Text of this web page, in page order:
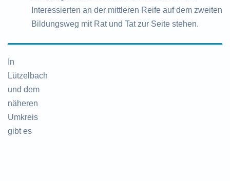
Interessierten an der mittleren Reife auf dem zweiten
Bildungsweg mit Rat und Tat zur Seite stehen.
In
Lützelbach
und dem
näheren
Umkreis
gibt es